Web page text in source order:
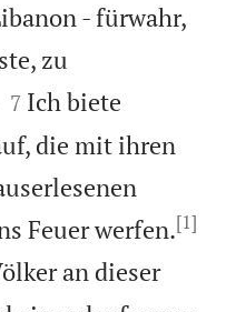
- fürwahr,
zu


7 Ich biete
die mit ihren
Feuer werfen.[1]
an dieser